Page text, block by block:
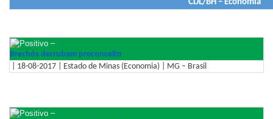
CDL/BH – Economia
–
Brechós derrubam preconceito
| 18-08-2017 | Estado de Minas (Economia) | MG – Brasil
–